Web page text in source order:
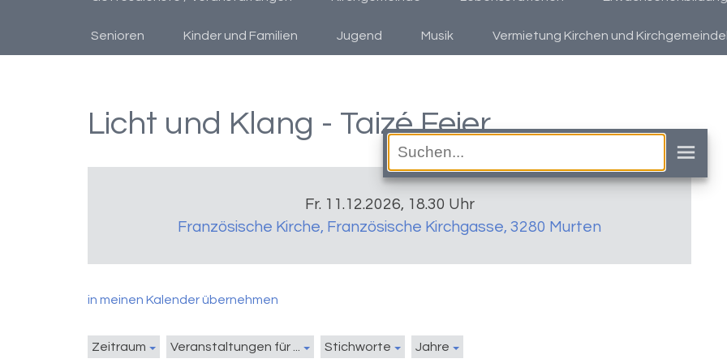
Senioren Kinder und Familien Jugend Musik Vermietung Kirchen und
Licht und Klang - Taizé Feier
Fr. 11.12.2026, 18.30 Uhr
Französische Kirche, Französische Kirchgasse, 3280 Murten
in meinen Kalender übernehmen
Zeitraum Veranstaltungen für ... Stichworte Jahre